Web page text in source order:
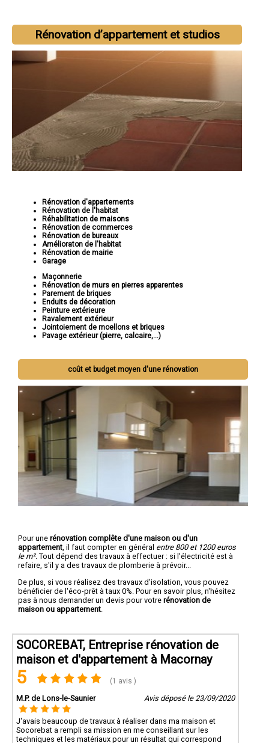
Rénovation d’appartement et studios
Rénovation d'appartements
Rénovation de l'habitat
Réhabilitation de maisons
Rénovation de commerces
Rénovation de bureaux
Amélioraton de l'habitat
Rénovation de mairie
Garage
Maçonnerie
Rénovation de murs en pierres apparentes
Parement de briques
Enduits de décoration
Peinture extérieure
Ravalement extérieur
Jointoiement de moellons et briques
Pavage extérieur (pierre, calcaire,...)
coût et budget moyen d'une rénovation
Pour une rénovation complête d'une maison ou d'un
appartement , il faut compter en général entre 800 et 1200 euros
le m². Tout dépend des travaux à effectuer : si l'électricité est à
refaire, s'il y a des travaux de plomberie à prévoir...
De plus, si vous réalisez des travaux d'isolation, vous pouvez
bénéficier de l'éco-prêt à taux 0%. Pour en savoir plus, n'hésitez
pas à nous demander un devis pour votre rénovation de
maison ou appartement
SOCOREBAT, Entreprise rénovation de
maison et d'appartement à Macornay
5 (1 avis )
M.P. de Lons-le-Saunier Avis déposé le 23/09/2020
J'avais beaucoup de travaux à réaliser dans ma maison et
Socorebat a rempli sa mission en me conseillant sur les
techniques et les matériaux pour un résultat qui correspond